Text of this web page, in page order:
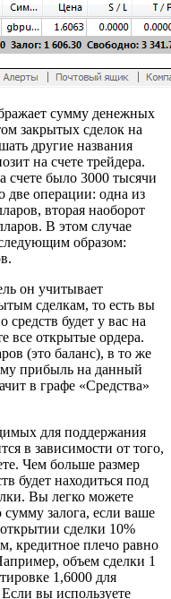
сумму денежных
закрытых сделок на
другие названия
на счете трейдера.
счете было 3000 тысячи
две операции: одна из
вторая наоборот
В этом случае
следующим образом:
он учитывает
сделкам, то есть вы
средств будет у вас на
все открытые ордера.
(это баланс), в то же
прибыль на данный
в графе «Средства»
для поддержания
в зависимости от того,
Чем больше размер
будет находиться под
Вы легко можете
сумму залога, если ваше
сделки 10%
кредитное плечо равно
объем сделки 1
1,6000 для
вы используете